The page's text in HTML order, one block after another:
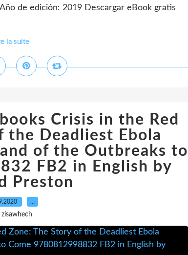
de edición: 2019 Descargar eBook gratis
la suite
Crisis in the Red
the Deadliest Ebola
of the Outbreaks to
FB2 in English by
Preston
…
zisawhech